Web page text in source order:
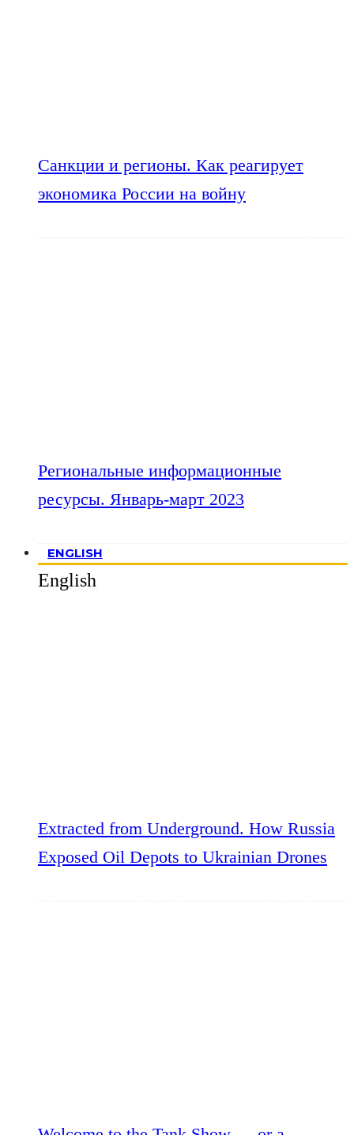
Санкции и регионы. Как реагирует
экономика России на войну
Региональные информационные
ресурсы. Январь-март 2023
ENGLISH
English
Extracted from Underground. How Russia
Exposed Oil Depots to Ukrainian Drones